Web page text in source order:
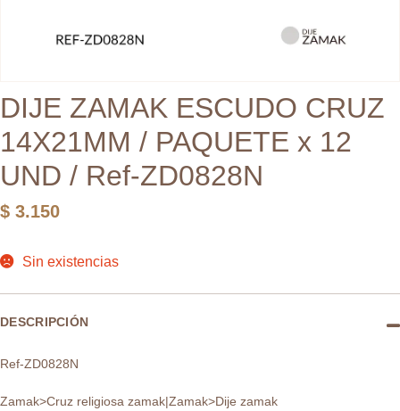
DIJE ZAMAK ESCUDO CRUZ
14X21MM / PAQUETE x 12
UND / Ref-ZD0828N
$ 3.150
Sin existencias
DESCRIPCIÓN
Ref-ZD0828N
Zamak>Cruz religiosa zamak|Zamak>Dije zamak